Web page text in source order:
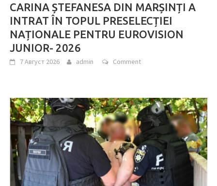
CARINA ȘTEFANESA DIN MARȘINȚI A
INTRAT ÎN TOPUL PRESELECȚIEI
NAȚIONALE PENTRU EUROVISION
JUNIOR- 2026
7 Август 2026 admin Comment